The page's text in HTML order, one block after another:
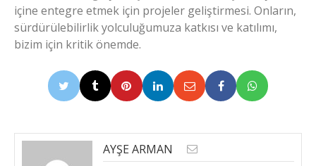
içine entegre etmek için projeler geliştirmesi. Onların,
sürdürülebilirlik yolculuğumuza katkısı ve katılımı,
bizim için kritik önemde.
AYŞE ARMAN